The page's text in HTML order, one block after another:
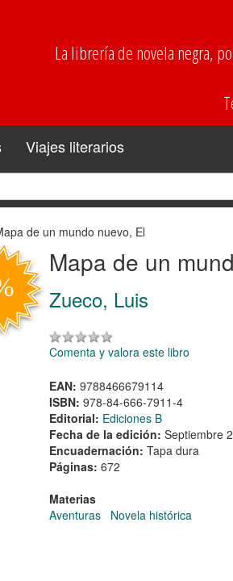
La librería de novela negra,
Viajes literarios
de un mundo nuevo, El
Mapa de un
Zueco, Luis
Comenta y valora este libro
EAN: 9788466679114
ISBN: 978-84-666-7911-4
Editorial: Ediciones B
Fecha de la edición: Septiembre
Encuadernación: Tapa dura
Páginas: 672
Materias
Aventuras
Novela histórica